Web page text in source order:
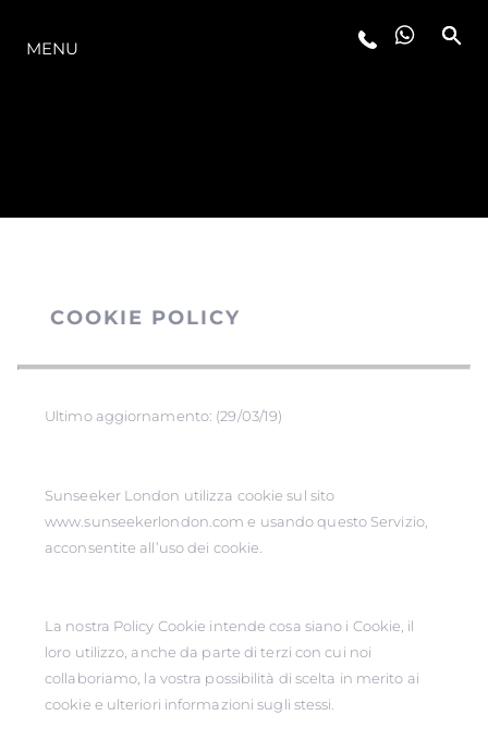
MENU
COOKIE POLICY
Ultimo aggiornamento: (29/03/19)
Sunseeker London utilizza cookie sul sito
www.sunseekerlondon.com e usando questo Servizio,
acconsentite all’uso dei cookie.
La nostra Policy Cookie intende cosa siano i Cookie, il
loro utilizzo, anche da parte di terzi con cui noi
collaboriamo, la vostra possibilità di scelta in merito ai
cookie e ulteriori informazioni sugli stessi.